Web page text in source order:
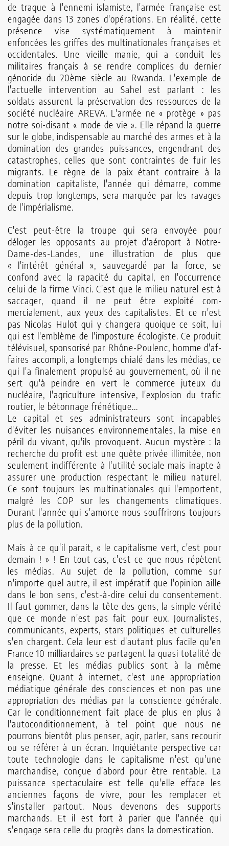
de traque à l'ennemi islamiste, l'armée française est
engagée dans 13 zones d'opérations. En réalité, cette
pré­sence vise systématiquement à maintenir
enfoncées les griffes des multinationales françaises et
occidentales. Une vieille manie, qui a conduit les
militaires français à se rendre complices du dernier
génocide du 20ème siècle au Rwanda. L'exemple de
l'actuelle intervention au Sahel est parlant : les
soldats assurent la préservation des ressources de la
société nucléaire AREVA. L'armée ne « protège » pas
notre soi-disant « mode de vie ». Elle répand la guerre
sur le globe, indispensable au marché des armes et à la
domination des grandes puissances, engendrant des
catastrophes, celles que sont contraintes de fuir les
migrants. Le règne de la paix étant contraire à la
domination capitaliste, l'année qui démarre, comme
depuis trop longtemps, sera marquée par les ravages
de l'impérialisme.
C'est peut-être la troupe qui sera envoyée pour
déloger les opposants au projet d'aéroport à Notre-
Dame-des-Landes, une illustration de plus que
« l'intérêt général », sauvegardé par la force, se
confond avec la rapacité du capital, en l'occurrence
celui de la firme Vinci. C'est que le milieu naturel est à
saccager, quand il ne peut être exploité com­
mercialement, aux yeux des capitalistes. Et ce n'est
pas Nicolas Hulot qui y changera quoique ce soit, lui
qui est l'emblème de l'imposture écologiste. Ce produit
télévisuel, sponsorisé par Rhône-Poulenc, homme d'af­
faires accompli, a longtemps chialé dans les médias, ce
qui l'a finalement propulsé au gouvernement, où il ne
sert qu'à peindre en vert le commerce juteux du
nucléaire, l'agriculture intensive, l'explosion du trafic
routier, le bétonnage frénétique...
Le capital et ses admi­nistrateurs sont incapables
d'éviter les nuisances environnemen­tales, la mise en
péril du vivant, qu'ils provoquent. Aucun mystère : la
recherche du profit est une quête privée illimitée, non
seulement indifférente à l'utilité sociale mais inapte à
assurer une production res­pectant le milieu naturel.
Ce sont toujours les multinationales qui l'emportent,
malgré les COP sur les changements climatiques.
Durant l'année qui s'amorce nous souffrirons toujours
plus de la pollution.
Mais à ce qu'il parait, « le capitalisme vert, c'est pour
demain ! » ! En tout cas, c'est ce que nous répètent
les médias. Au sujet de la pollution, comme sur
n'importe quel autre, il est impératif que l'opinion aille
dans le bon sens, c'est-à-dire celui du consentement.
Il faut gommer, dans la tête des gens, la simple vérité
que ce monde n'est pas fait pour eux. Journalistes,
communicants, experts, stars poli­tiques et culturelles
s'en chargent. Cela leur est d'autant plus facile qu'en
France 10 milliardaires se partagent la quasi totalité de
la presse. Et les médias publics sont à la même
enseigne. Quant à internet, c'est une appro­priation
médiatique générale des consciences et non pas une
appropriation des médias par la conscience générale.
Car le condi­tionnement fait place de plus en plus à
l'auto­conditionnement, à tel point que nous ne
pourrons bientôt plus penser, agir, parler, sans recourir
ou se référer à un écran. Inquiétante perspective car
toute technologie dans le capitalisme n'est qu'une
mar­chandise, conçue d'abord pour être rentable. La
puissance spectaculaire est telle qu'elle efface les
anciennes façons de vivre, pour les remplacer et
s'installer partout. Nous devenons des supports
marchands. Et il est fort à parier que l'année qui
s'engage sera celle du progrès dans la domestication.